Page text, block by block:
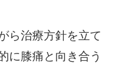
ら治療方針を立て
に膝痛と向き合う